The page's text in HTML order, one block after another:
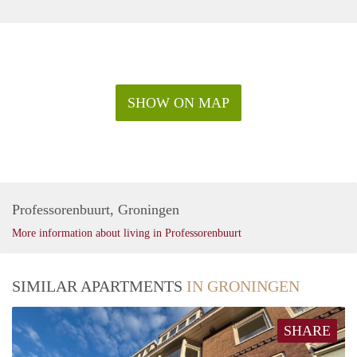
huurovereenkomst staan. Het tweede bruto inkomen telt ook
SHOW ON MAP
Professorenbuurt, Groningen
More information about living in Professorenbuurt
SIMILAR APARTMENTS IN GRONINGEN
SHARE